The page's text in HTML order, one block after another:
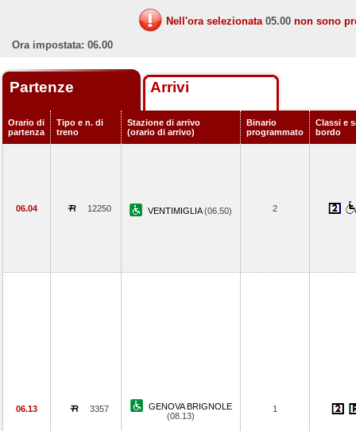
Nell'ora selezionata 05.00 non sono
Ora impostata: 06.00
Partenze Arrivi
Orario di
partenza
Tipo e n. di
treno
Stazione di arrivo
(orario di arrivo)
Binario
programmato
Classi e
bordo
06.04 12250 VENTIMIGLIA(06.50) 2
06.13 3357
GENOVA BRIGNOLE
(08.13)
1